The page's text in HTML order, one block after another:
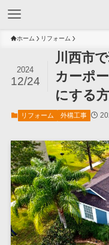
ホーム リフォーム
川西市
カーポ
にする
2024
12/24
リフォーム 外構工事